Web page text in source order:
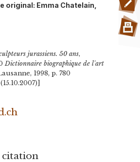
original: Emma Chatelain,
jurassiens. 50 ans,
Dictionnaire biographique de l'art
1998, p. 780
citation